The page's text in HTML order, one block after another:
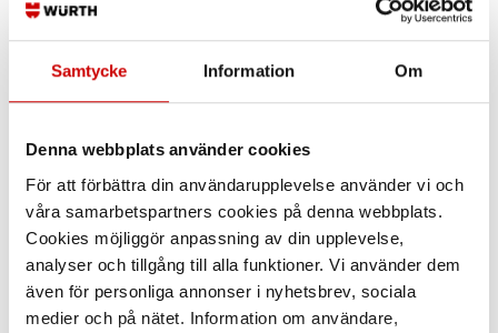
Samtycke Information Om
Denna webbplats använder cookies
För att förbättra din användarupplevelse använder vi och
våra samarbetspartners cookies på denna webbplats.
Cookies möjliggör anpassning av din upplevelse,
analyser och tillgång till alla funktioner. Vi använder dem
även för personliga annonser i nyhetsbrev, sociala
medier och på nätet. Information om användare,
klocka
48 V belysningssystem. 1-grupp
Komplett set
belysningssystem. B22 Sockel.